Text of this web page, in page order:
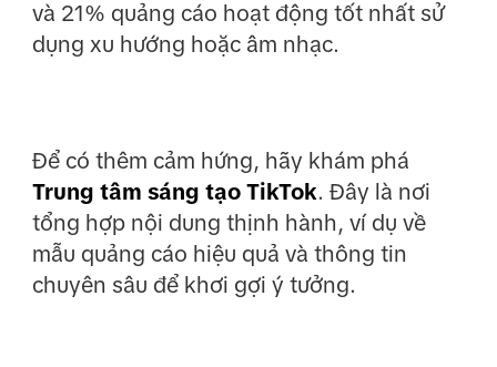
và 21% quảng cáo hoạt động tốt nhất sử
dụng xu hướng hoặc âm nhạc.
Để có thêm cảm hứng, hãy khám phá
Trung tâm sáng tạo TikTok. Đây là nơi
tổng hợp nội dung thịnh hành, ví dụ về
mẫu quảng cáo hiệu quả và thông tin
chuyên sâu để khơi gợi ý tưởng.